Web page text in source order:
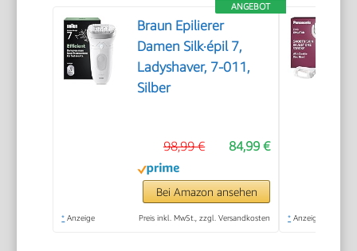
ANGEBOT
Braun Epilierer
Damen Silk·épil 7,
Ladyshaver, 7-011,
Silber
84,99 €
98,99 €
Bei Amazon ansehen
* Anzeige Preis inkl. MwSt., zzgl. Versandkosten * Anzeige